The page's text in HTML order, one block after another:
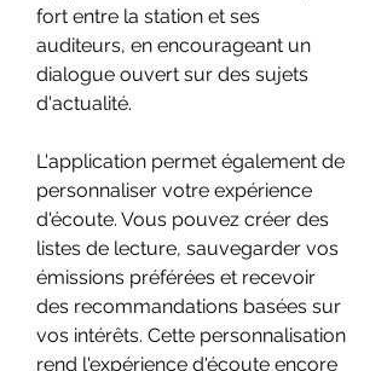
fort entre la station et ses
auditeurs, en encourageant un
dialogue ouvert sur des sujets
d'actualité.
L'application permet également de
personnaliser votre expérience
d'écoute. Vous pouvez créer des
listes de lecture, sauvegarder vos
émissions préférées et recevoir
des recommandations basées sur
vos intérêts. Cette personnalisation
rend l'expérience d'écoute encore